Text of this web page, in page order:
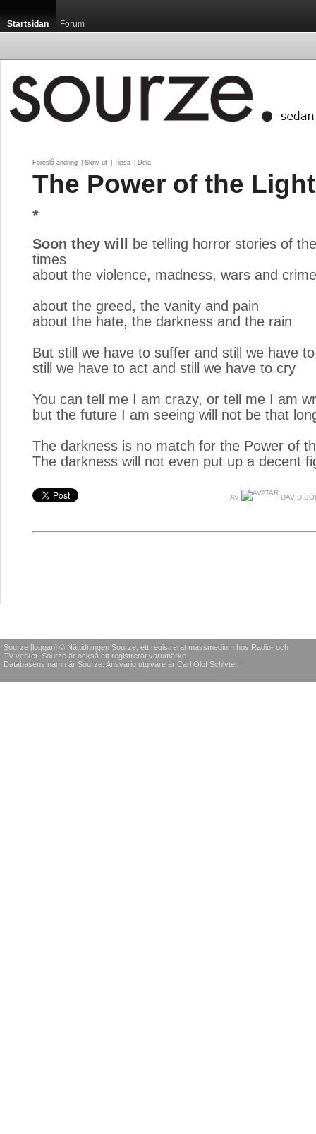
Startsidan Forum
Föreslå ändring Skriv ut Tipsa Dela
The Power of the Light
*
Soon they will
be telling horror stories of
times
about the violence, madness, wars and
about the greed, the vanity and pain
about the hate, the darkness and the rain
But still we have to suffer and still we have
still we have to act and still we have to cry
You can tell me I am crazy, or tell me I am
but the future I am seeing will not be that
The darkness is no match for the Power of
The darkness will not even put up a decent
AV DAVID
Sourze [loggan] © Nättidningen Sourze, ett registrerat massmedium hos Radio- och
TV-verket. Sourze är också ett registrerat varumärke.
Databasens namn är Sourze. Ansvarig utgivare är Carl Olof Schlyter.